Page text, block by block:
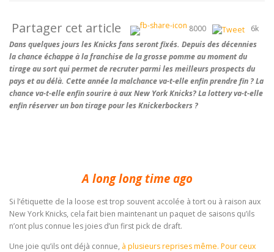
Partager cet article 8000
6k
Dans quelques jours les Knicks fans seront fixés. Depuis des décennies
la chance échappe à la franchise de la grosse pomme au moment du
tirage au sort qui permet de recruter parmi les meilleurs prospects du
pays et au délà. Cette année la malchance va-t-elle enfin prendre fin ? La
chance va-t-elle enfin sourire à aux New York Knicks? La lottery va-t-elle
enfin réserver un bon tirage pour les Knickerbockers ?
A long long time ago
Si l’étiquette de la loose est trop souvent accolée à tort ou à raison aux
New York Knicks, cela fait bien maintenant un paquet de saisons qu’ils
n’ont plus connue les joies d’un first pick de draft.
Une joie qu’ils ont déjà connue, à plusieurs reprises même. Pour ceux